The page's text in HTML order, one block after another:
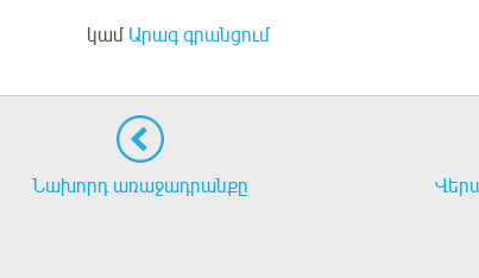
կամ Արագ գրանցում
Նախորդ առաջադրանքը